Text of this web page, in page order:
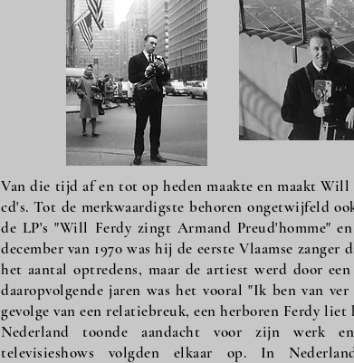
Van die tijd af en tot op heden maakte en maakt
cd's. Tot de merkwaardigste behoren ongetwijfeld
de LP's "Will Ferdy zingt Armand Preud'homme"
december van 1970 was hij de eerste Vlaamse
het aantal optredens, maar de artiest werd door
daaropvolgende jaren was het vooral "Ik ben van
gevolge van een relatiebreuk, een herboren Ferdy liet
Nederland toonde aandacht voor zijn werk
televisieshows volgden elkaar op. In